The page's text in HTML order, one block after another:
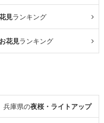
見ランキング
花見ランキング
兵庫県の夜桜・ライトアップ